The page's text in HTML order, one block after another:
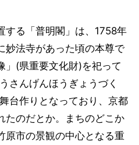
する「普明閣」は、1758年
妙法寺があった頃の本尊で
」(県重要文化財)を祀って
さんげんほうぎょうづく
台作りとなっており、京都
たのだとか。まちのどこか
原市の景観の中心となる重